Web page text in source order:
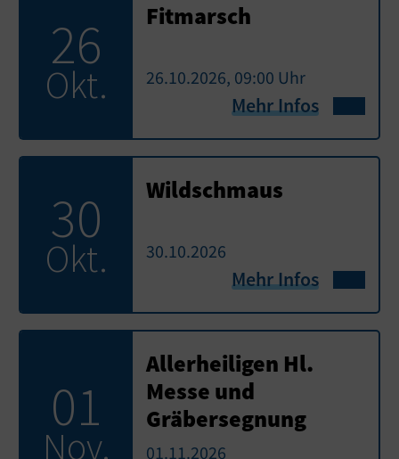
26
Okt.
Fitmarsch
26.10.2026, 09:00 Uhr
Mehr Infos
30
Okt.
Wildschmaus
30.10.2026
Mehr Infos
01
Nov.
Allerheiligen Hl.
Messe und
Gräbersegnung
01.11.2026